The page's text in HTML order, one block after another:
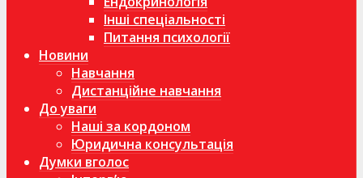
Інші спеціальності
Питання психології
Новини
Навчання
Дистанційне навчання
До уваги
Наші за кордоном
Юридична консультація
Думки вголос